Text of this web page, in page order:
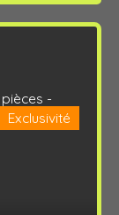
Exclusivité